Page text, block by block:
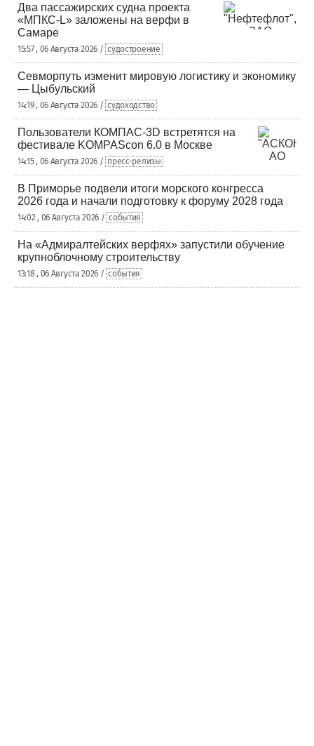
Два пассажирских судна проекта
«МПКС-L» заложены на верфи в
Самаре
15:57 , 06 Августа 2026 / судостроение
Севморпуть изменит мировую логистику и экономику
— Цыбульский
14:19 , 06 Августа 2026 / судоходство
Пользователи КОМПАС-3D встретятся на
фестивале KOMPAScon 6.0 в Москве
14:15 , 06 Августа 2026 / пресс-релизы
В Приморье подвели итоги морского конгресса
2026 года и начали подготовку к форуму 2028 года
14:02 , 06 Августа 2026 / события
На «Адмиралтейских верфях» запустили обучение
крупноблочному строительству
13:18 , 06 Августа 2026 / события